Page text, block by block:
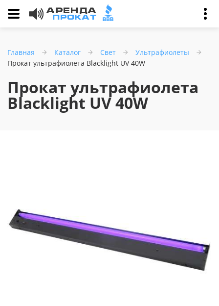
Главная Каталог Свет
Ультрафиолеты
Прокат ультрафиолета Blacklight UV 40W
Прокат ультрафиолета
Blacklight UV 40W